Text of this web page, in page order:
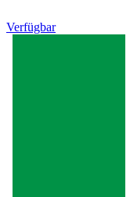
Verfügbar